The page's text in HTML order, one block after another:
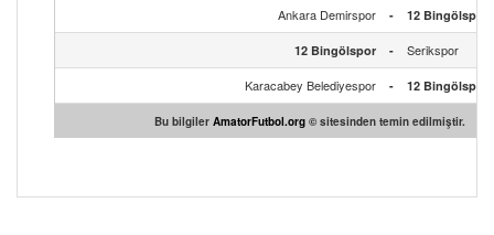
Ankara Demirspor
- 12 Bingölspor
12 Bingölspor -
Serikspor
Karacabey Belediyespor
- 12 Bingölspor
Bu bilgiler AmatorFutbol.org © sitesinden temin edilmiştir.